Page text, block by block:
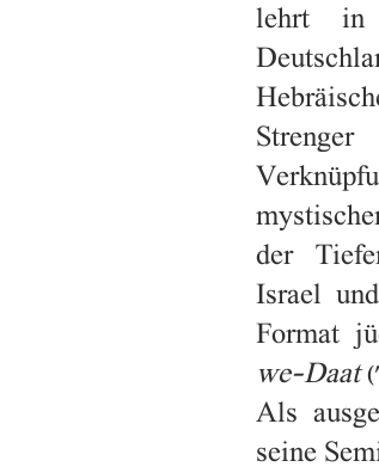
lehrt in
der
Israel
Format
we-Daat
Als
seine